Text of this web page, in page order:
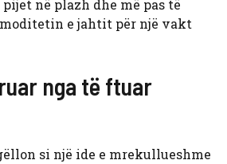
në plazh dhe më pas të
e jahtit për një vakt
nga të ftuar
si një ide e mrekullueshme